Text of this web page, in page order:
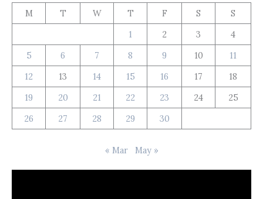
M
T W T F S
S
1
2 3
4
5
6 7 8 9 10
11
12
13 14 15 16 17
18
19
20 21 22 23 24
25
26
27 28 29 30
« Mar May »